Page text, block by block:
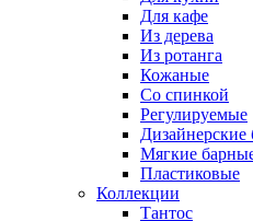
Для кафе
Из дерева
Из ротанга
Кожаные
Со спинкой
Регулируемые
Дизайнерские
Мягкие
Пластиковые
Коллекции
Тантос